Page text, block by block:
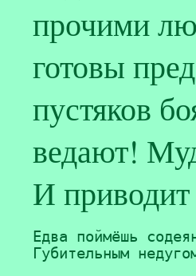
прочими
готовы
пустяков
ведают!
И
Едва поймёшь
Губительным